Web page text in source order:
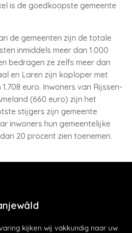
is de goedkoopste gemeente
de gemeenten zijn de totale
inmiddels meer dan 1.000
bedragen ze zelfs meer dan
en Laren zijn koploper met
euro. Inwoners van Rijssen-
(660 euro) zijn het
stijgers zijn gemeente
inwoners hun gemeentelijke
20 procent zien toenemen.
kijken wij vakkundig naar uw